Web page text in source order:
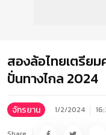
สองล้อไทยเตรีย
ปั่นทางไกล 2024
จักรยาน 1/2/2024